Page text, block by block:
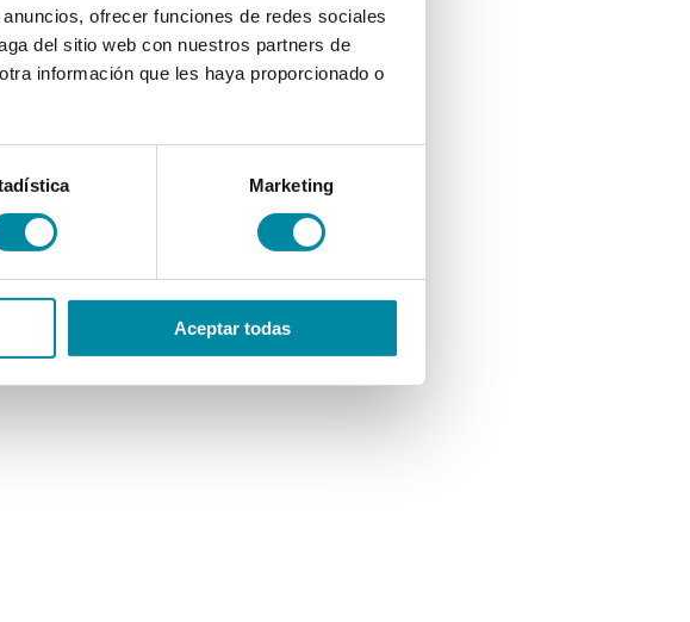
ofrecer funciones de redes sociales
del sitio web con nuestros partners de
información que les haya proporcionado o
Marketing
Aceptar todas